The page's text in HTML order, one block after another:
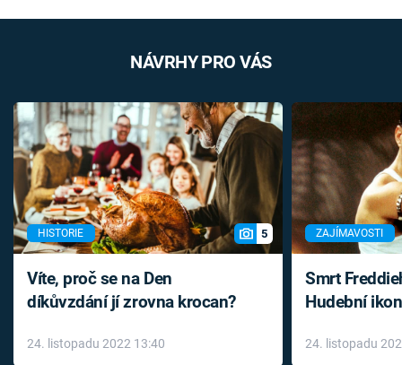
NÁVRHY PRO VÁS
HISTORIE 5
Víte, proč se na Den
díkůvzdání jí zrovna krocan?
24. listopadu 2022 13:40
ZAJÍMAVOSTI
Smrt
Hudební
léky
24. listopadu